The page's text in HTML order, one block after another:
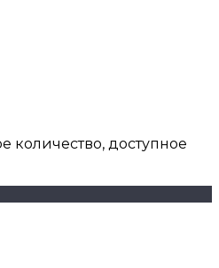
количество, доступное